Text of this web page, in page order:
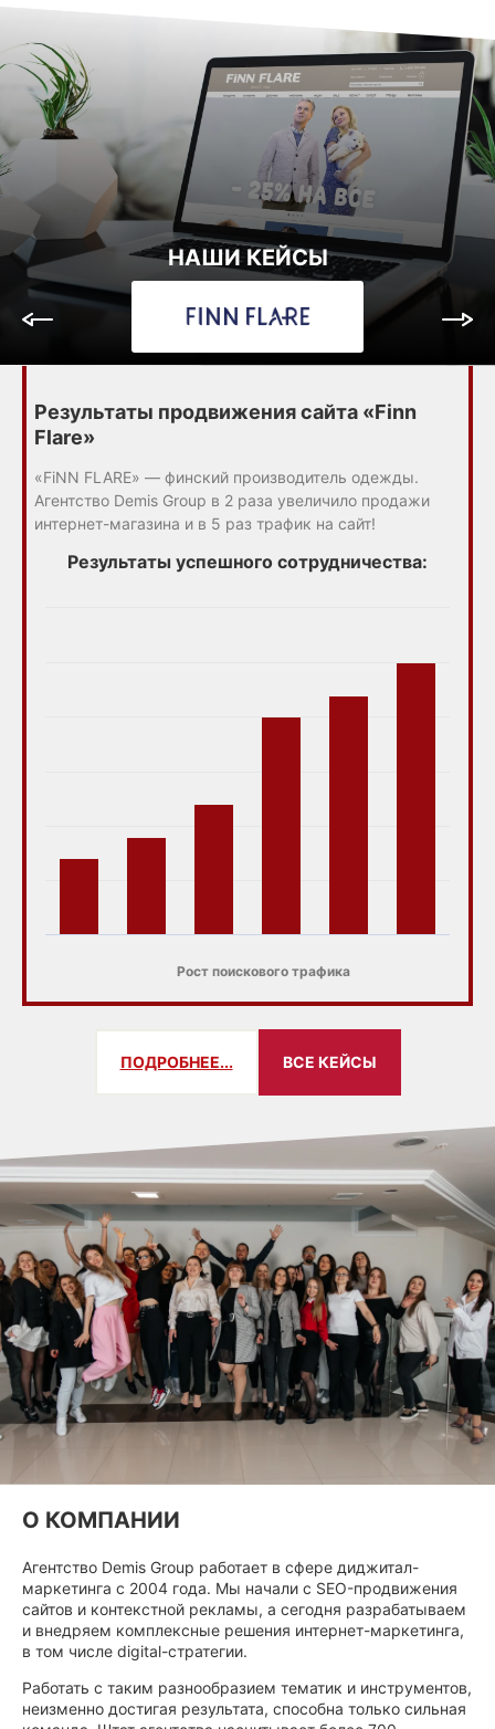
НАШИ КЕЙСЫ
Результаты продвижения сайта «Finn
Flare»
«FiNN FLARE» — финский производитель одежды.
Агентство Demis Group в 2 раза увеличило продажи
интернет-магазина и в 5 раз трафик на сайт!
Результаты успешного сотрудничества:
Рост поискового трафика
ПОДРОБНЕЕ... ВСЕ КЕЙСЫ
О КОМПАНИИ
Агентство Demis Group работает в сфере диджитал-
маркетинга с 2004 года. Мы начали с SEO-продвижения
сайтов и контекстной рекламы, а сегодня разрабатываем
и внедряем комплексные решения интернет-маркетинга,
в том числе digital-стратегии.
Работать с таким разнообразием тематик и инструментов,
неизменно достигая результата, способна только сильная